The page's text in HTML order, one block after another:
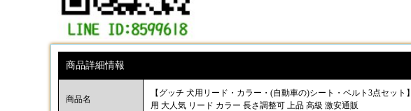
商品詳細情報
商品名
【グッチ 犬用リード・カラー・(自動車の)シート・ベルト3点セッ
用 大人気 リード カラー 長さ調整可 上品 高級 激安通販